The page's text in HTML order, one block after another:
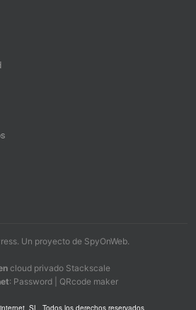
. Un proyecto de SpyOnWeb.
cloud privado Stackscale
: Password QRcode maker
SL. Todos los derechos reservados